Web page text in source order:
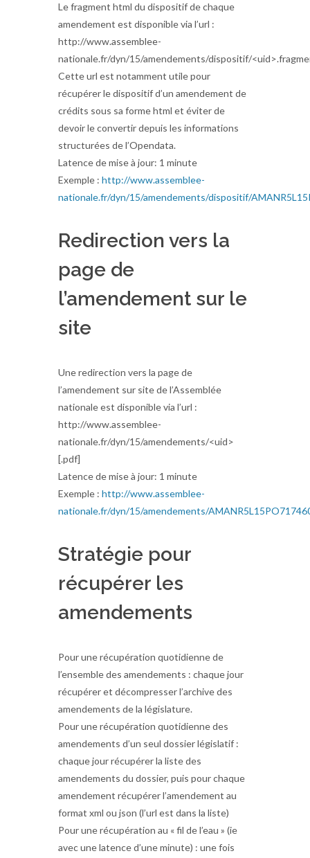
Le fragment html du dispositif de chaque
amendement est disponible via l’url :
http://www.assemblee-
nationale.fr/dyn/15/amendements/dispositif/
Cette url est notamment utile pour
récupérer le dispositif d’un amendement de
crédits sous sa forme html et éviter de
devoir le convertir depuis les informations
structurées de l’Opendata.
Latence de mise à jour: 1 minute
Exemple : http://www.assemblee-
nationale.fr/dyn/15/amendements/dispositif/
Redirection vers la
page de
l’amendement sur le
site
Une redirection vers la page de
l’amendement sur site de l’Assemblée
nationale est disponible via l’url :
http://www.assemblee-
nationale.fr/dyn/15/amendements/<uid>
[.pdf]
Latence de mise à jour: 1 minute
Exemple : http://www.assemblee-
nationale.fr/dyn/15/amendements/
Stratégie pour
récupérer les
amendements
Pour une récupération quotidienne de
l’ensemble des amendements : chaque jour
récupérer et décompresser l’archive des
amendements de la législature.
Pour une récupération quotidienne des
amendements d’un seul dossier législatif :
chaque jour récupérer la liste des
amendements du dossier, puis pour chaque
amendement récupérer l’amendement au
format xml ou json (l’url est dans la liste)
Pour une récupération au « fil de l’eau » (ie
avec une latence d’une minute) : une fois